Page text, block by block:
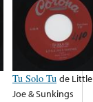
Tu Solo Tu de Little
Joe & Sunkings